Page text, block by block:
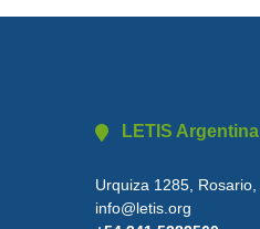
LETIS Argentina
Urquiza 1285,
info@letis.org